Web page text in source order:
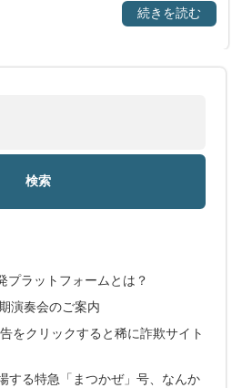
続きを読む
プラットフォームとは？
演奏会のご案内
をクリックすると稀に詐欺サイト
する特急「まつかぜ」号、なんか